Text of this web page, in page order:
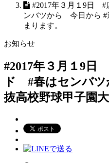
#2017年３月１9日
ンバツから 今日から #
まります。
お知らせ
#2017年３月１9日
ド #春はセンバ
抜高校野球甲子園